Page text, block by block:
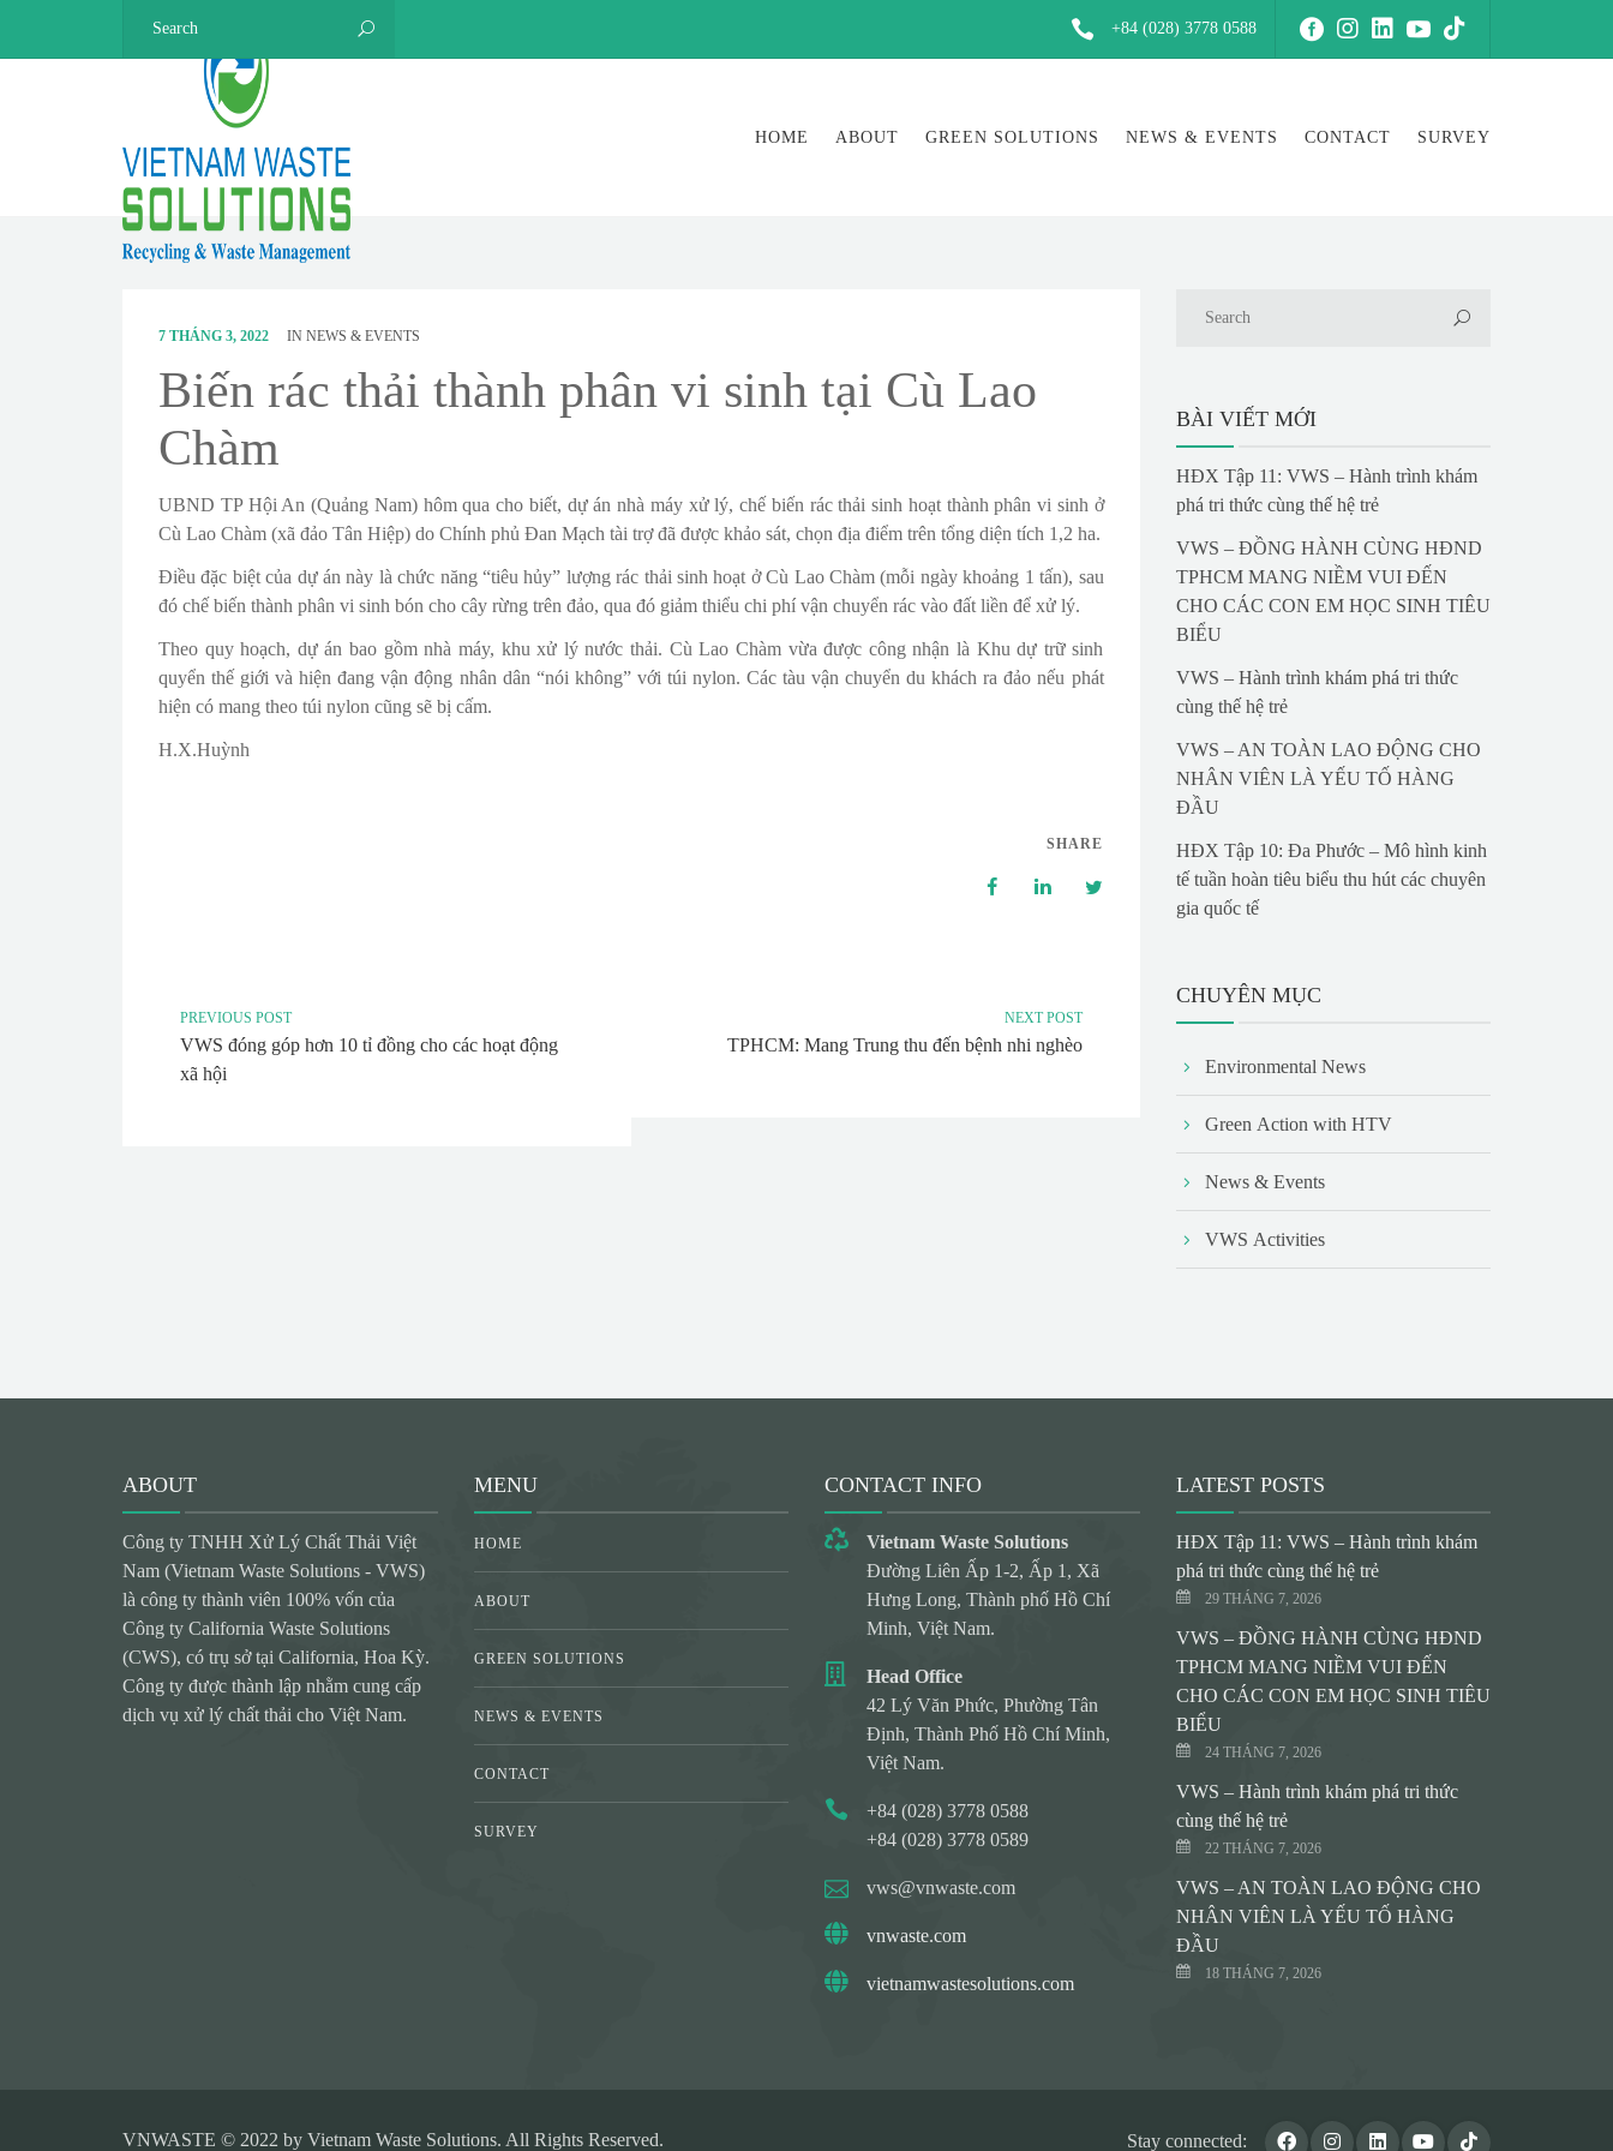
+84 (028) 3778 0588
HOME ABOUT GREEN SOLUTIONS NEWS & EVENTS CONTACT SURVEY
7 THÁNG 3, 2022 IN NEWS & EVENTS
Biến rác thải thành phân vi sinh tại Cù Lao
Chàm
UBND TP Hội An (Quảng Nam) hôm qua cho biết, dự án nhà máy xử lý, chế biến rác thải sinh hoạt thành phân vi sinh ở
Cù Lao Chàm (xã đảo Tân Hiệp) do Chính phủ Đan Mạch tài trợ đã được khảo sát, chọn địa điểm trên tổng diện tích 1,2 ha.
Điều đặc biệt của dự án này là chức năng “tiêu hủy” lượng rác thải sinh hoạt ở Cù Lao Chàm (mỗi ngày khoảng 1 tấn), sau
đó chế biến thành phân vi sinh bón cho cây rừng trên đảo, qua đó giảm thiểu chi phí vận chuyển rác vào đất liền để xử lý.
Theo quy hoạch, dự án bao gồm nhà máy, khu xử lý nước thải. Cù Lao Chàm vừa được công nhận là Khu dự trữ sinh
quyển thế giới và hiện đang vận động nhân dân “nói không” với túi nylon. Các tàu vận chuyển du khách ra đảo nếu phát
hiện có mang theo túi nylon cũng sẽ bị cấm.
H.X.Huỳnh
SHARE
PREVIOUS POST
VWS đóng góp hơn 10 tỉ đồng cho các hoạt động
xã hội
NEXT POST
TPHCM: Mang Trung thu đến bệnh nhi nghèo
BÀI VIẾT MỚI
HĐX Tập 11: VWS – Hành trình khám
phá tri thức cùng thế hệ trẻ
VWS – ĐỒNG HÀNH CÙNG HĐND
TPHCM MANG NIỀM VUI ĐẾN
CHO CÁC CON EM HỌC SINH TIÊU
BIỂU
VWS – Hành trình khám phá tri thức
cùng thế hệ trẻ
VWS – AN TOÀN LAO ĐỘNG CHO
NHÂN VIÊN LÀ YẾU TỐ HÀNG
ĐẦU
HĐX Tập 10: Đa Phước – Mô hình kinh
tế tuần hoàn tiêu biểu thu hút các chuyên
gia quốc tế
CHUYÊN MỤC
Environmental News
Green Action with HTV
News & Events
VWS Activities
ABOUT
Công ty TNHH Xử Lý Chất Thải Việt
Nam (Vietnam Waste Solutions - VWS)
là công ty thành viên 100% vốn của
Công ty California Waste Solutions
(CWS), có trụ sở tại California, Hoa Kỳ.
Công ty được thành lập nhằm cung cấp
dịch vụ xử lý chất thải cho Việt Nam.
MENU
HOME
ABOUT
GREEN SOLUTIONS
NEWS & EVENTS
CONTACT
SURVEY
CONTACT INFO
Vietnam Waste Solutions
Đường Liên Ấp 1-2, Ấp 1, Xã
Hưng Long, Thành phố Hồ Chí
Minh, Việt Nam.
Head Office
42 Lý Văn Phức, Phường Tân
Định, Thành Phố Hồ Chí Minh,
Việt Nam.
+84 (028) 3778 0588
+84 (028) 3778 0589
vws@vnwaste.com
vnwaste.com
vietnamwastesolutions.com
LATEST POSTS
HĐX Tập 11: VWS – Hành trình khám
phá tri thức cùng thế hệ trẻ
29 THÁNG 7, 2026
VWS – ĐỒNG HÀNH CÙNG HĐND
TPHCM MANG NIỀM VUI ĐẾN
CHO CÁC CON EM HỌC SINH TIÊU
BIỂU
24 THÁNG 7, 2026
VWS – Hành trình khám phá tri thức
cùng thế hệ trẻ
22 THÁNG 7, 2026
VWS – AN TOÀN LAO ĐỘNG CHO
NHÂN VIÊN LÀ YẾU TỐ HÀNG
ĐẦU
18 THÁNG 7, 2026
VNWASTE © 2022 by Vietnam Waste Solutions. All Rights Reserved. Stay connected: